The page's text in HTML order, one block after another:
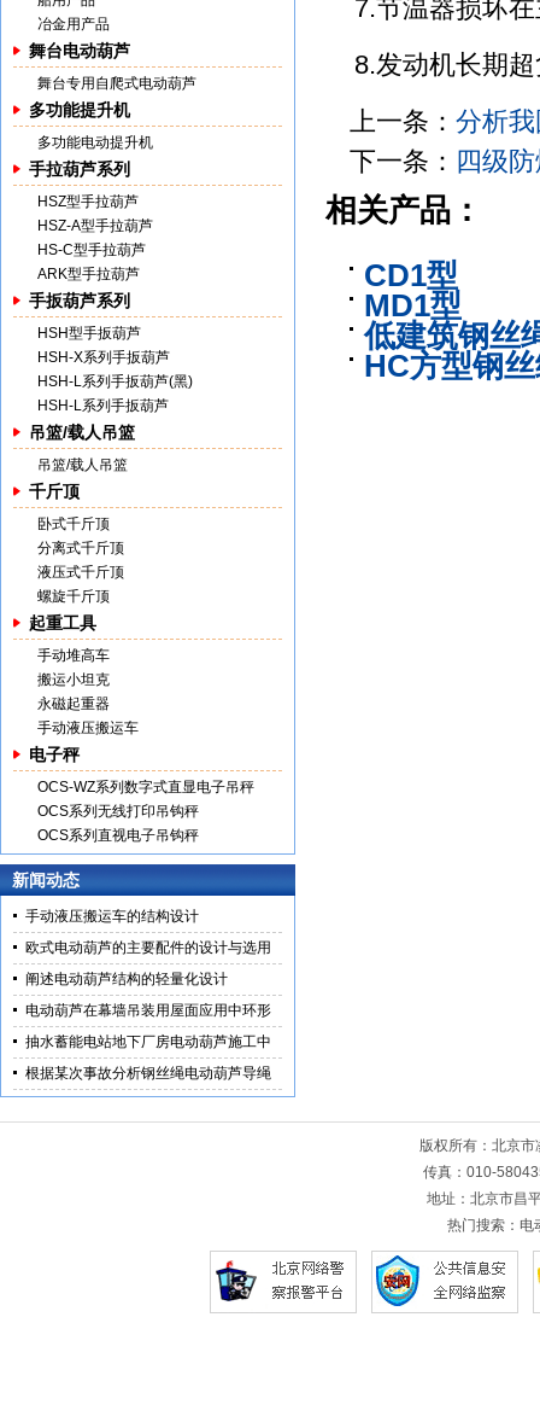
冶金用产品
舞台电动葫芦
舞台专用自爬式电动葫芦
多功能提升机
多功能电动提升机
手拉葫芦系列
HSZ型手拉葫芦
HSZ-A型手拉葫芦
HS-C型手拉葫芦
ARK型手拉葫芦
手扳葫芦系列
HSH型手扳葫芦
HSH-X系列手扳葫芦
HSH-L系列手扳葫芦(黑)
HSH-L系列手扳葫芦
吊篮/载人吊篮
吊篮/载人吊篮
千斤顶
卧式千斤顶
分离式千斤顶
液压式千斤顶
螺旋千斤顶
起重工具
手动堆高车
搬运小坦克
永磁起重器
手动液压搬运车
电子秤
OCS-WZ系列数字式直显电子吊秤
OCS系列无线打印吊钩秤
OCS系列直视电子吊钩秤
新闻动态
手动液压搬运车的结构设计
欧式电动葫芦的主要配件的设计与选用
阐述电动葫芦结构的轻量化设计
电动葫芦在幕墙吊装用屋面应用中环形
抽水蓄能电站地下厂房电动葫芦施工中
根据某次事故分析钢丝绳电动葫芦导绳
7.节温器损坏
8.发动机长期
上一条： 分析
下一条： 四级
相关产品：
CD1型
MD1型
低建筑钢丝
HC方型钢
版权所有：北京
传真：010-
地址：北京市
热门搜索： 电